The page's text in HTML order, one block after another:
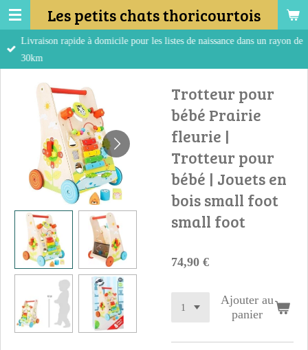
Passer
au
contenu
Les petits chats thoricourtois
Livraison rapide à domicile pour les listes de naissance dans un rayon de
30km
Trotteur pour
bébé Prairie
fleurie |
Trotteur pour
bébé | Jouets en
bois small foot
small foot
74,90 €
Ajouter au
panier